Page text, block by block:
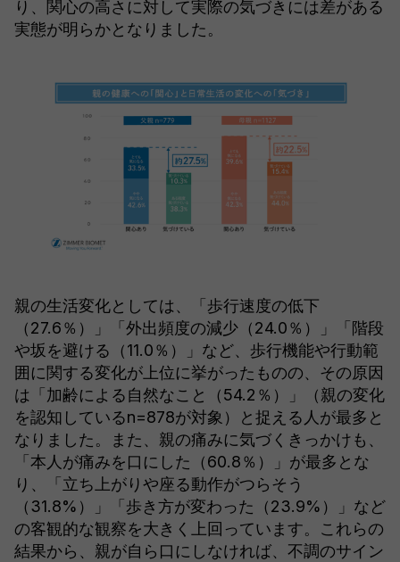
り、関心の高さに対して実際の気づきには差がある
実態が明らかとなりました。
親の生活変化としては、「歩行速度の低下
（27.6％）」「外出頻度の減少（24.0％）」「階段
や坂を避ける（11.0％）」など、歩行機能や行動範
囲に関する変化が上位に挙がったものの、その原因
は「加齢による自然なこと（54.2％）」（親の変化
を認知しているn=878が対象）と捉える人が最多と
なりました。また、親の痛みに気づくきっかけも、
「本人が痛みを口にした（60.8％）」が最多とな
り、「立ち上がりや座る動作がつらそう
（31.8%）」「歩き方が変わった（23.9%）」など
の客観的な観察を大きく上回っています。これらの
結果から、親が自ら口にしなければ、不調のサイン